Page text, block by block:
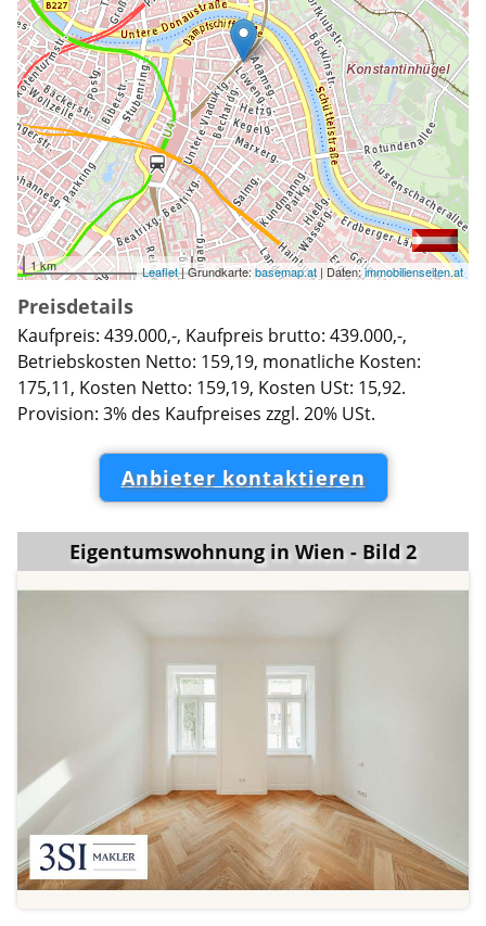
1 km Leaflet| Grundkarte:basemap.at| Daten:immobilienseiten.at
Preisdetails
Kaufpreis: 439.000,-, Kaufpreis brutto: 439.000,-,
Betriebskosten Netto: 159,19, monatliche Kosten:
175,11, Kosten Netto: 159,19, Kosten USt: 15,92.
Provision: 3% des Kaufpreises zzgl. 20% USt.
Anbieter kontaktieren
Eigentumswohnung in Wien - Bild 2